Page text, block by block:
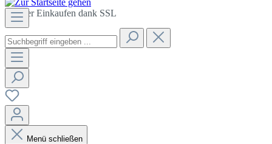
Sicher Einkaufen dank SSL
Menü schließen